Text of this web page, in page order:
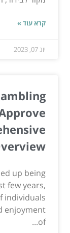
קרא עוד »
יונ 07, 2023
up being
few years,
individuals
enjoyment
of...